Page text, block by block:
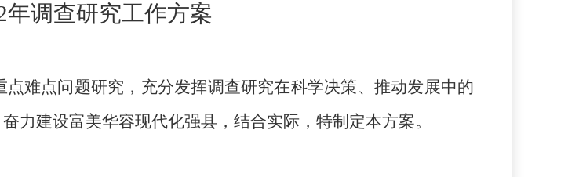
年调查研究工作方案
难点问题研究，充分发挥调查研究在科学决策、推动发展中的
力建设富美华容现代化强县，结合实际，特制定本方案。